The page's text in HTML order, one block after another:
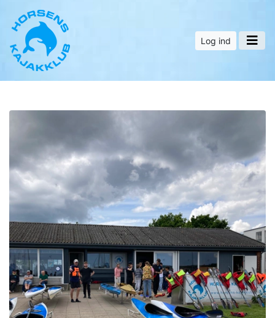
Log ind